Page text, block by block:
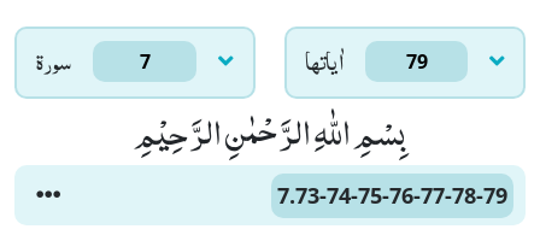
سورۃ 7 اٰياتها 79
بِسْمِ اللّٰهِ الرَّحْمٰنِ الرَّحِیْمِ
7.73-74-75-76-77-78-79